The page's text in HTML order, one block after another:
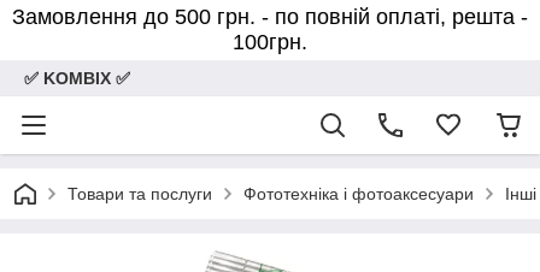
Замовлення до 500 грн. - по повній оплаті, решта -
100грн.
✅ KOMBIX ✅
Товари та послуги Фототехніка і фотоаксесуари